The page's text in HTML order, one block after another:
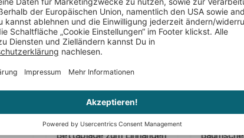
Bettablage zum Einhängen